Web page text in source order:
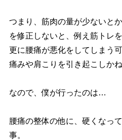
つまり、筋肉の量が少ないと
を修正しないと、例え筋トレ
更に腰痛が悪化をしてしまう
痛みや肩こりを引き起こしかね
なので、僕が行ったのは…
腰痛の整体の他に、硬くなっ
事。